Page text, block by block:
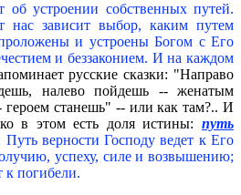
об устроении собственных путей.
зависит выбор, каким путем
и устроены Богом с Его
и беззаконием. И на каждом
русские сказки: "Направо
налево пойдешь -- женатым
станешь" -- или как там?.. И
в этом есть доля истины: путь
Путь верности Господу ведет к Его
успеху, силе и возвышению;
к погибели.